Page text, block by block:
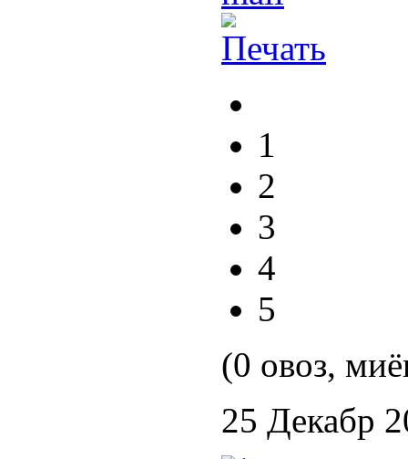
1
2
3
4
5
(0 овоз,
25 Декабр